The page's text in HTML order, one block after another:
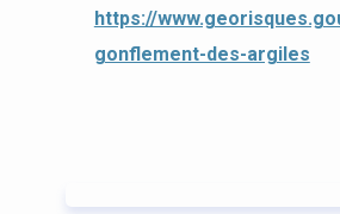
https://
gonflement-des-argiles